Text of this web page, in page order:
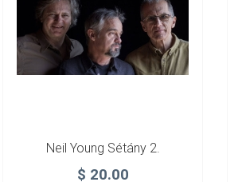
Neil Young Sétány 2.
$ 20.00